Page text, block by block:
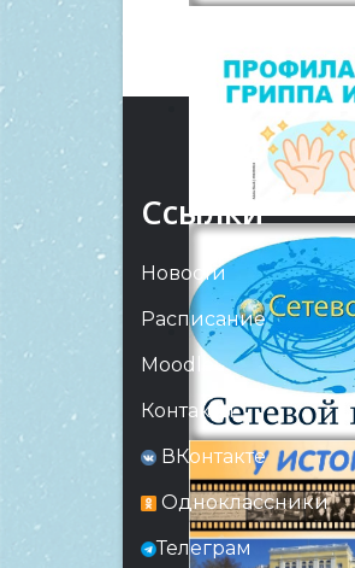
Ссылки
Новости
Расписание
Moodle
Контакты
ВКонтакте
Одноклассники
Телеграм